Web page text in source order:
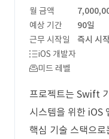
월 금액
예상 기간
90일
근무 시작일
즉시 시
iOS 개발자
미드 레벨
프로젝트는 Swift
시스템을 위한 iOS
핵심 기술 스택으